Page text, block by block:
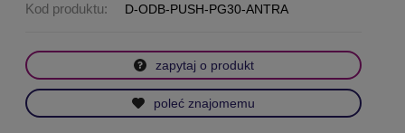
Kod produktu: D-ODB-PUSH-PG30-ANTRA
zapytaj o produkt
poleć znajomemu